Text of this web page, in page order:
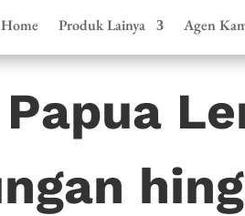
Home Produk Lainya Agen